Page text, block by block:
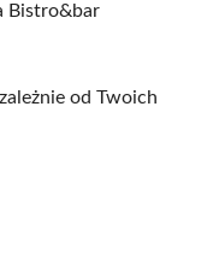
Bistro&bar
od Twoich